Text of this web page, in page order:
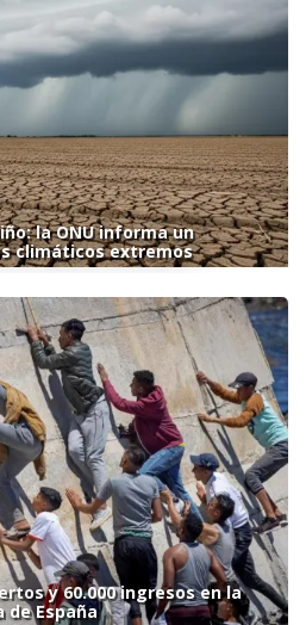
la ONU informa un
climáticos extremos
y 60.000 ingresos en la
España